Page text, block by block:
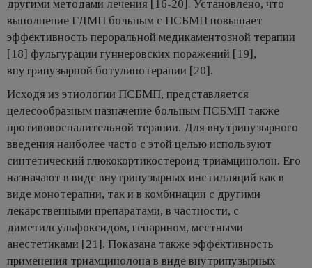
другими методами лечения [16-20]. Установлено, что
выполнение ГДМП больным с ПСБМП повышает
эффективность пероральной медикаментозной терапии
[18] фульгурации гуннеровских поражений [19],
внутрипузырной ботулинотерапии [20].
Исходя из этиологии ПСБМП, представляется
целесообразным назначение больным ПСБМП также
противовоспалительной терапии. Для внутрипузырного
введения наиболее часто с этой целью используют
синтетический глюкокортикостероид триамцинолон. Его
назначают в виде внутрипузырных инстилляций как в
виде монотерапии, так и в комбинации с другими
лекарственными препаратами, в частности, с
диметилсульфоксидом, гепарином, местными
анестетиками [21]. Показана также эффективность
применения триамцинолона в виде внутрипузырных